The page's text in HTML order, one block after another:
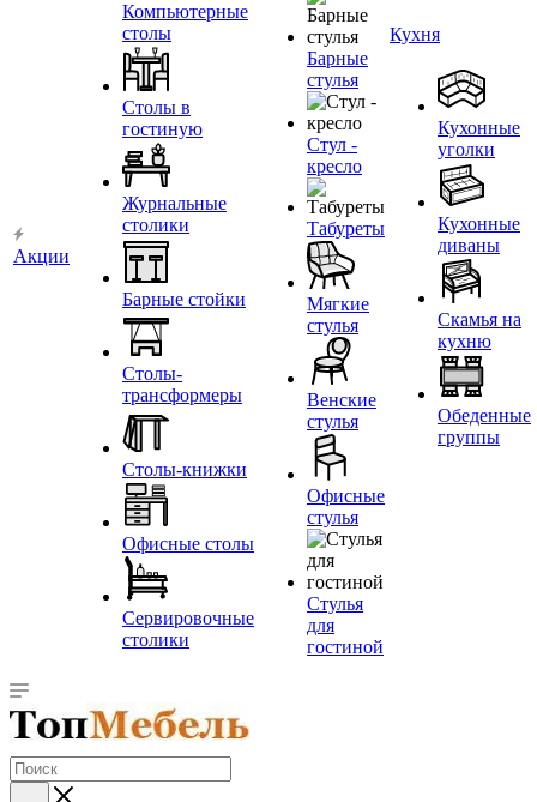
Акции
Компьютерные
столы
Столы в
гостиную
Журнальные
столики
Барные стойки
Столы-
трансформеры
Столы-книжки
Офисные столы
Сервировочные
столики
Барные
стулья
Стул -
кресло
Табуреты
Мягкие
стулья
Венские
стулья
Офисные
стулья
Стулья
для
гостиной
Кухня
Кухонные
уголки
Кухонные
диваны
Скамья на
кухню
Обеденные
группы